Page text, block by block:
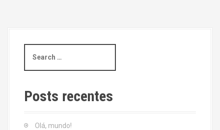
a
c
h
Posts recentes
Olá, mundo!